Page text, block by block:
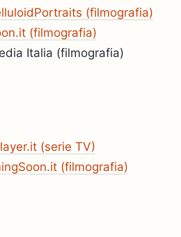
(filmografia)
(filmografia)
Italia (filmografia)
(serie TV)
(filmografia)